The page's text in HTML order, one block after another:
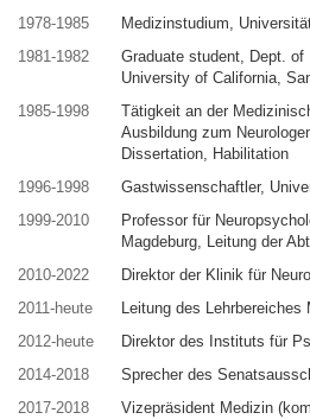
1978-1985
Medizinstudium,
1981-1982
Graduate student, Dept. of
University of California,
1985-1998
Tätigkeit an der
Ausbildung zum
Dissertation, Habilitation
1996-1998
Gastwissenschaftler,
1999-2010
Professor für
Magdeburg, Leitung der
2010-2022
Direktor der Klinik für
2011-heute
Leitung des
2012-heute
Direktor des Instituts für
2014-2018
Sprecher des
2017-2018
Vizepräsident Medizin